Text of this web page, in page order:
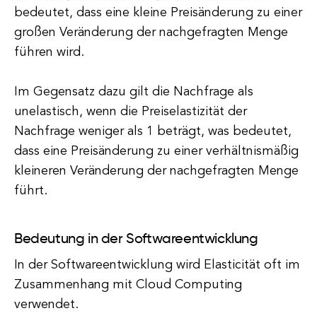
bedeutet, dass eine kleine Preisänderung zu einer
großen Veränderung der nachgefragten Menge
führen wird.
Im Gegensatz dazu gilt die Nachfrage als
unelastisch, wenn die Preiselastizität der
Nachfrage weniger als 1 beträgt, was bedeutet,
dass eine Preisänderung zu einer verhältnismäßig
kleineren Veränderung der nachgefragten Menge
führt.
Bedeutung in der Softwareentwicklung
In der Softwareentwicklung wird Elasticität oft im
Zusammenhang mit Cloud Computing
verwendet.